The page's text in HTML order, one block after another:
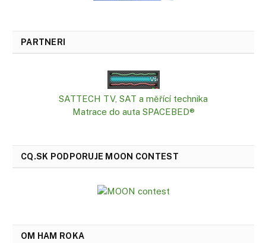
PARTNERI
SATTECH TV, SAT a měřící technika
Matrace do auta SPACEBED®
CQ.SK PODPORUJE MOON CONTEST
OM HAM ROKA